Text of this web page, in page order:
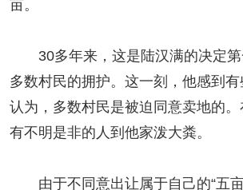
亩。
30多年来，这是陆汉满的决定第
多数村民的拥护。这一刻，他感到
认为，多数村民是被迫同意卖地的
有不明是非的人到他家泼大粪。
由于不同意出让属于自己的“五亩